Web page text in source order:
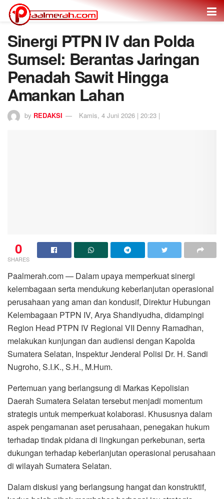
Sinergi PTPN IV dan Polda
Sumsel: Berantas Jaringan
Penadah Sawit Hingga
Amankan Lahan
by REDAKSI Kamis, 4 Juni 2026 | 20:23 |
0
SHARES
Paalmerah.com — Dalam upaya memperkuat sinergi
kelembagaan serta mendukung keberlanjutan operasional
perusahaan yang aman dan kondusif, Direktur Hubungan
Kelembagaan PTPN IV, Arya Shandiyudha, didampingi
Region Head PTPN IV Regional VII Denny Ramadhan,
melakukan kunjungan dan audiensi dengan Kapolda
Sumatera Selatan, Inspektur Jenderal Polisi Dr. H. Sandi
Nugroho, S.I.K., S.H., M.Hum.
Pertemuan yang berlangsung di Markas Kepolisian
Daerah Sumatera Selatan tersebut menjadi momentum
strategis untuk memperkuat kolaborasi. Khususnya dalam
aspek pengamanan aset perusahaan, penegakan hukum
terhadap tindak pidana di lingkungan perkebunan, serta
dukungan terhadap keberlanjutan operasional perusahaan
di wilayah Sumatera Selatan.
Dalam diskusi yang berlangsung hangat dan konstruktif,